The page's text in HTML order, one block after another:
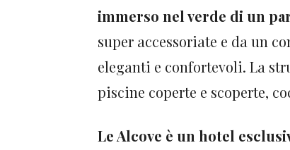
immerso nel verde di un
super accessoriate e da un
eleganti e confortevoli. La
piscine coperte e scoperte,
Le Alcove è un hotel